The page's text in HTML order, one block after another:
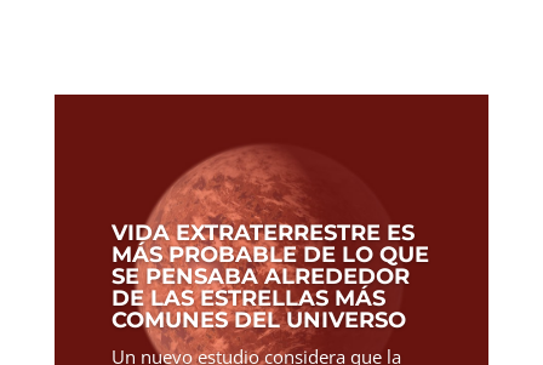
VIDA EXTRATERRESTRE ES
MÁS PROBABLE DE LO QUE
SE PENSABA ALREDEDOR
DE LAS ESTRELLAS MÁS
COMUNES DEL UNIVERSO
Un nuevo estudio considera que la